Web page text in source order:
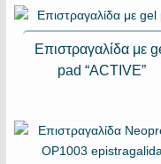
Επιστραγαλίδα με
pad “ACTIVE”